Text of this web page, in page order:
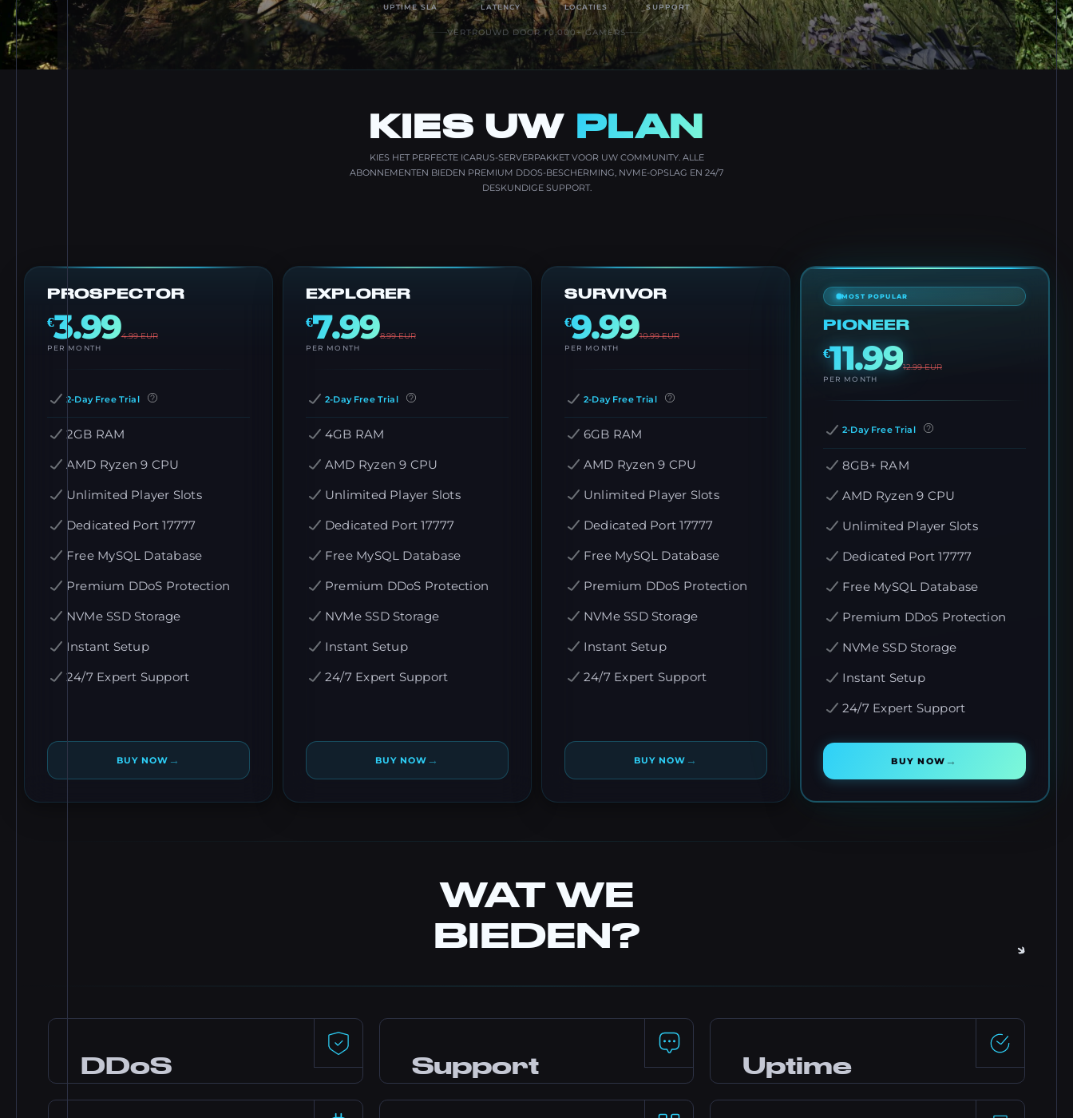
UPTIME SLA LATENCY LOCATIES SUPPORT
VERTROUWD DOOR 10,000+ GAMERS
KIES UW PLAN
KIES HET PERFECTE ICARUS-SERVERPAKKET VOOR UW COMMUNITY. ALLE
ABONNEMENTEN BIEDEN PREMIUM DDOS-BESCHERMING, NVME-OPSLAG EN 24/7
DESKUNDIGE SUPPORT.
PROSPECTOR
€3.994.99EUR
PER MONTH
2-Day Free Trial
2GB RAM
AMD Ryzen 9 CPU
Unlimited Player Slots
Dedicated Port 17777
Free MySQL Database
Premium DDoS Protection
NVMe SSD Storage
Instant Setup
24/7 Expert Support
BUY NOW →
EXPLORER
€7.998.99EUR
PER MONTH
2-Day Free Trial
4GB RAM
AMD Ryzen 9 CPU
Unlimited Player Slots
Dedicated Port 17777
Free MySQL Database
Premium DDoS Protection
NVMe SSD Storage
Instant Setup
24/7 Expert Support
BUY NOW →
SURVIVOR
€9.9910.99EUR
PER MONTH
2-Day Free Trial
6GB RAM
AMD Ryzen 9 CPU
Unlimited Player Slots
Dedicated Port 17777
Free MySQL Database
Premium DDoS Protection
NVMe SSD Storage
Instant Setup
24/7 Expert Support
BUY NOW →
MOST POPULAR
PIONEER
€11.9912.99EUR
PER MONTH
2-Day Free Trial
8GB+ RAM
AMD Ryzen 9 CPU
Unlimited Player Slots
Dedicated Port 17777
Free MySQL Database
Premium DDoS Protection
NVMe SSD Storage
Instant Setup
24/7 Expert Support
BUY NOW →
WAT WE
BIEDEN?
DDoS
Protection
Support
24/7
Uptime
99,5%